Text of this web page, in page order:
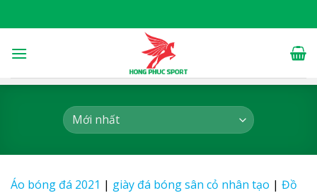
to
Áo bóng đá 2021 | giày đá bóng sân cỏ nhân tạo | Đồ